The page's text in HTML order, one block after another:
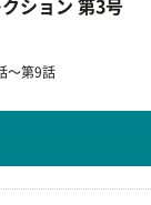
ション 第3号
～第9話